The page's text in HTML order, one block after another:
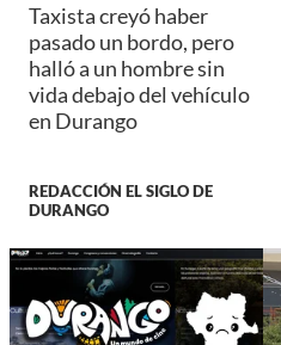
Taxista creyó haber
pasado un bordo, pero
halló a un hombre sin
vida debajo del vehículo
en Durango
REDACCIÓN EL SIGLO DE
DURANGO